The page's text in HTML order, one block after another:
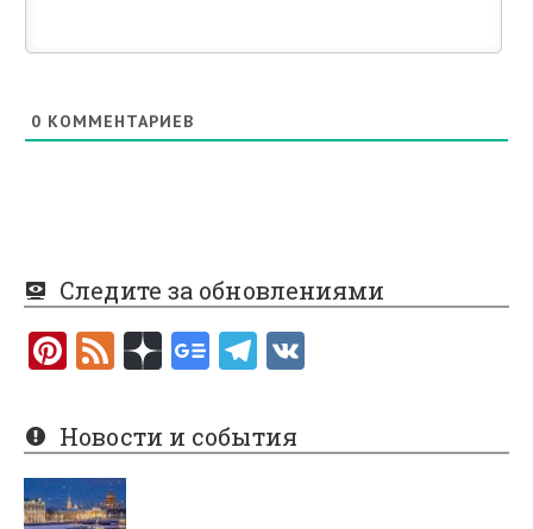
0 КОММЕНТАРИЕВ
Следите за обновлениями
Pi
er
es
t
F
e
d
Новости и события